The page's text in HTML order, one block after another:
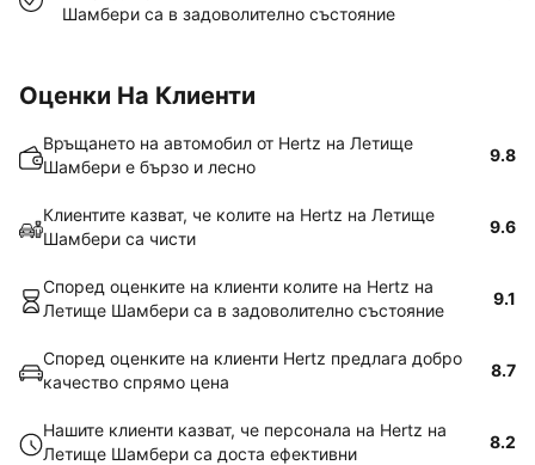
Шамбери са в задоволително състояние
Оценки На Клиенти
Връщането на автомобил от Hertz на Летище
Шамбери е бързо и лесно
9.8
Клиентите казват, че колите на Hertz на Летище
Шамбери са чисти
9.6
Според оценките на клиенти колите на Hertz на
Летище Шамбери са в задоволително състояние
9.1
Според оценките на клиенти Hertz предлага добро
качество спрямо цена
8.7
Нашите клиенти казват, че персонала на Hertz на
Летище Шамбери са доста ефективни
8.2